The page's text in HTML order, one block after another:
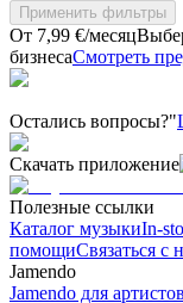
Применить фильтры
От 7,99 €/месяц
бизнесаСмотреть
Остались вопросы?"
Скачать приложение
Полезные ссылки
Каталог музыкиIn-
помощиСвязаться с
Jamendo
Jamendo для артистов